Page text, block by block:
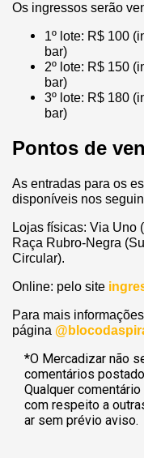
Os ingressos serão
1º lote: R$ 100
bar)
2º lote: R$ 150
bar)
3º lote: R$ 180
bar)
Pontos de
As entradas para os
disponíveis nos
Lojas físicas: Via Uno
Raça Rubro-Negra
Circular).
Online: pelo site
Para mais
página
*O Mercadizar não
comentários
Qualquer
com respeito a
ar sem prévio aviso.